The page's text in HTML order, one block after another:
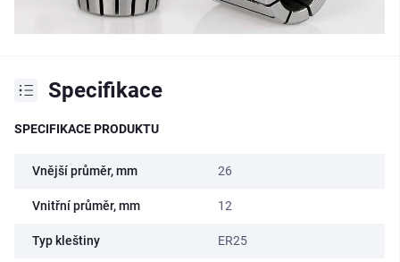
Specifikace
SPECIFIKACE PRODUKTU
Vnější průměr, mm 26
Vnitřní průměr, mm 12
Typ kleštiny ER25